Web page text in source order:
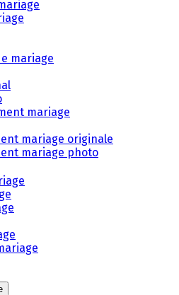
mariage
mariage
mariage originale
mariage photo